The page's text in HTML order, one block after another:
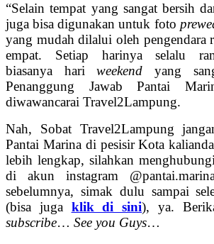
“Selain tempat yang sangat bersih
juga bisa digunakan untuk foto
yang mudah dilalui oleh pengendara
empat. Setiap harinya selalu
biasanya hariweekend yang
Penanggung Jawab Pantai
diwawancarai Travel2Lampung.
Nah, Sobat Travel2Lampung
Pantai Marina di pesisir Kota
lebih lengkap, silahkan
di akun instagram
sebelumnya, simak dulu sampai
(bisa juga klik di sini), ya.
subscribe… See you Guys…